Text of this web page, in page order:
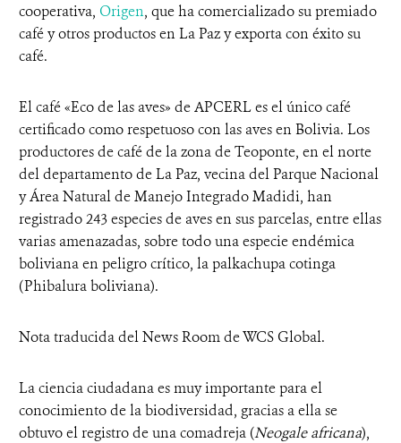
cooperativa, Origen, que ha comercializado su premiado
café y otros productos en La Paz y exporta con éxito su
café.
El café «Eco de las aves» de APCERL es el único café
certificado como respetuoso con las aves en Bolivia. Los
productores de café de la zona de Teoponte, en el norte
del departamento de La Paz, vecina del Parque Nacional
y Área Natural de Manejo Integrado Madidi, han
registrado 243 especies de aves en sus parcelas, entre ellas
varias amenazadas, sobre todo una especie endémica
boliviana en peligro crítico, la palkachupa cotinga
(Phibalura boliviana).
Nota traducida del News Room de WCS Global.
La ciencia ciudadana es muy importante para el
conocimiento de la biodiversidad, gracias a ella se
obtuvo el registro de una comadreja (Neogale africana),